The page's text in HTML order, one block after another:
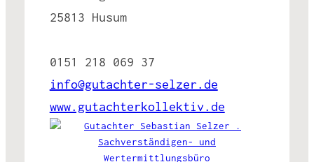
25813 Husum
0151 218 069 37
info@gutachter-selzer.de
www.gutachterkollektiv.de